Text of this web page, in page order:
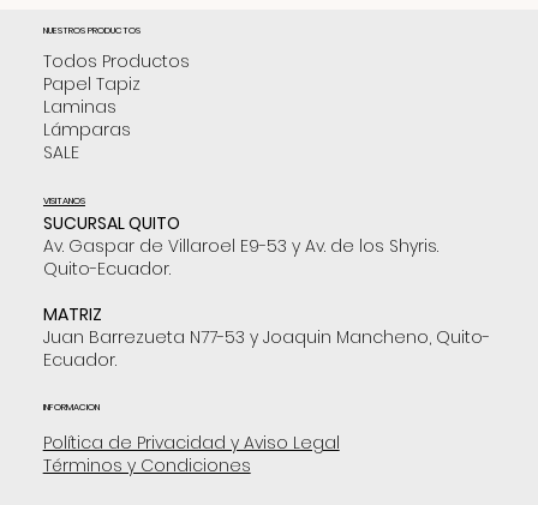
NUESTROS PRODUCTOS
Todos Productos
Papel Tapiz
Laminas
Lámparas
SALE
VISITANOS
SUCURSAL QUITO
Av. Gaspar de Villaroel E9-53 y Av. de los Shyris.
Quito-Ecuador.
MATRIZ
Juan Barrezueta N77-53 y Joaquin Mancheno, Quito-
Ecuador.
INFORMACION
Política de Privacidad y Aviso Legal
Términos y Condiciones